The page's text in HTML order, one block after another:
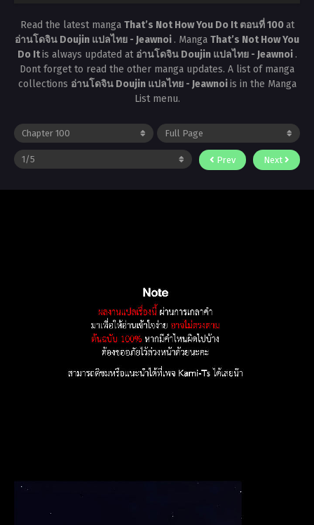
Read the latest manga That’s Not How You Do It ตอนที่ 100at
อ่านโดจิน Doujin แปลไทย - Jeawnoi . Manga That’s Not How You
Do Itis always updated at อ่านโดจิน Doujin แปลไทย - Jeawnoi .
Dont forget to read the other manga updates. A list of manga
collections อ่านโดจิน Doujin แปลไทย - Jeawnoiis in the Manga
List menu.
Prev Next